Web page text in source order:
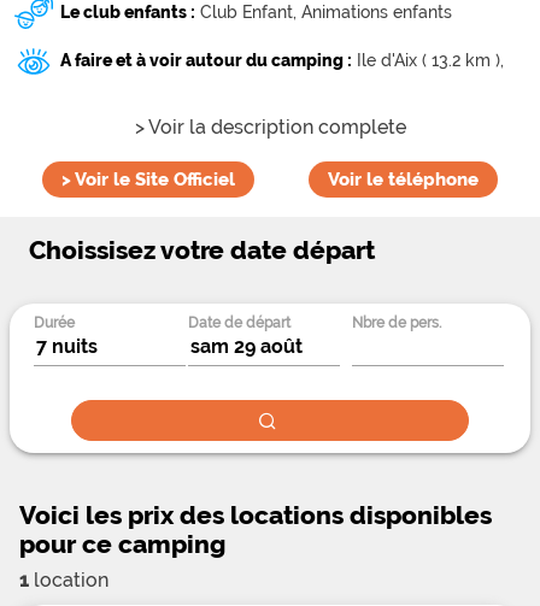
Plage des Bonnes ( 4.6 km ),
Plage des Seulières ( 4.8 km ),
Le club enfants : Club Enfant, Animations enfants
A faire et à voir autour du camping : Ile d'Aix ( 13.2 km ),
> Voir la description complete
>Voir le Site Officiel Voir le téléphone
Choissisez votre date départ
Durée Date de départ Nbre de pers.
Voici les prix des locations disponibles
pour ce camping
1 location